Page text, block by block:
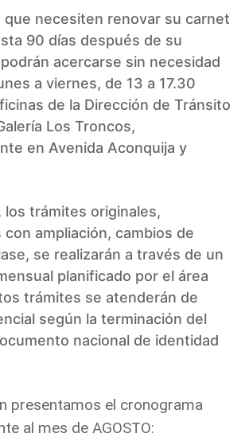
que necesiten renovar su carnet
90 días después de su
acercarse sin necesidad
a viernes, de 13 a 17.30
de la Dirección de Tránsito
Los Troncos,
en Avenida Aconquija y
los trámites originales,
ampliación, cambios de
se realizarán a través de un
planificado por el área
trámites se atenderán de
según la terminación del
nacional de identidad
presentamos el cronograma
al mes de AGOSTO: